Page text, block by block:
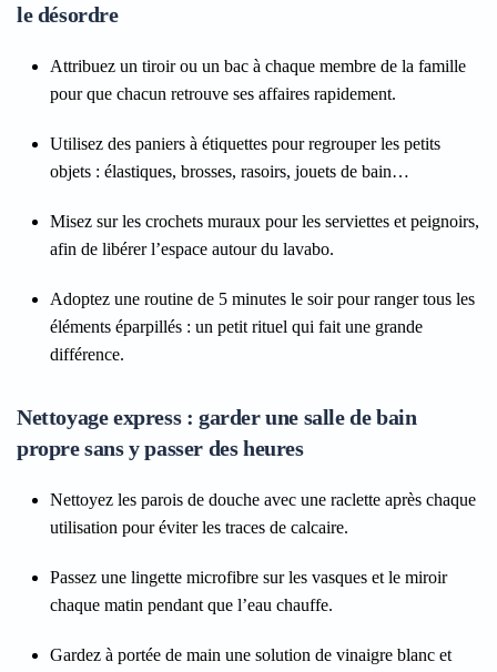
le désordre
Attribuez un tiroir ou un bac à chaque membre de la famille
pour que chacun retrouve ses affaires rapidement.
Utilisez des paniers à étiquettes pour regrouper les petits
objets : élastiques, brosses, rasoirs, jouets de bain…
Misez sur les crochets muraux pour les serviettes et peignoirs,
afin de libérer l’espace autour du lavabo.
Adoptez une routine de 5 minutes le soir pour ranger tous les
éléments éparpillés : un petit rituel qui fait une grande
différence.
Nettoyage express : garder une salle de bain
propre sans y passer des heures
Nettoyez les parois de douche avec une raclette après chaque
utilisation pour éviter les traces de calcaire.
Passez une lingette microfibre sur les vasques et le miroir
chaque matin pendant que l’eau chauffe.
Gardez à portée de main une solution de vinaigre blanc et